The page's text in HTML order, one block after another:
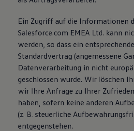
Ein Zugriff auf die Informationen
Salesforce.com EMEA Ltd. kann
werden, so dass ein
Standardvertrag (angemessene
Datenverarbeitung in nicht
geschlossen wurde. Wir löschen
wir Ihre Anfrage zu Ihrer
haben, sofern keine anderen
(z. B. steuerliche
entgegenstehen.